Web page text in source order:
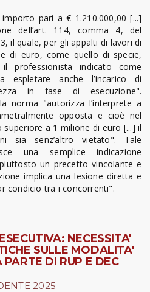
pari a € 1.210.000,00 [...]
dell’art. 114, comma 4, del
il quale, per gli appalti di lavori di
di euro, come quello di specie,
professionista indicato come
espletare anche l’incarico di
in fase di esecuzione".
norma "autorizza l’interprete a
opposta e cioè nel
a 1 milione di euro [...] il
sia senz’altro vietato". Tale
una semplice indicazione
un precetto vincolante e
implica una lesione diretta e
condicio tra i concorrenti".
NECESSITA'
SULLE MODALITA'
DI RUP E DEC
2025